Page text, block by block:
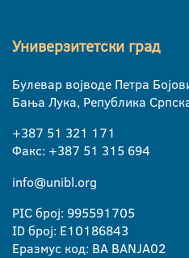
Универзитетски град
Булевар војводе Петра
Бања Лука, Република
+387 51 321 171
Факс: +387 51 315 694
info@unibl.org
PIC број: 995591705
ID број: E10186843
Еразмус код: BA BANJA02